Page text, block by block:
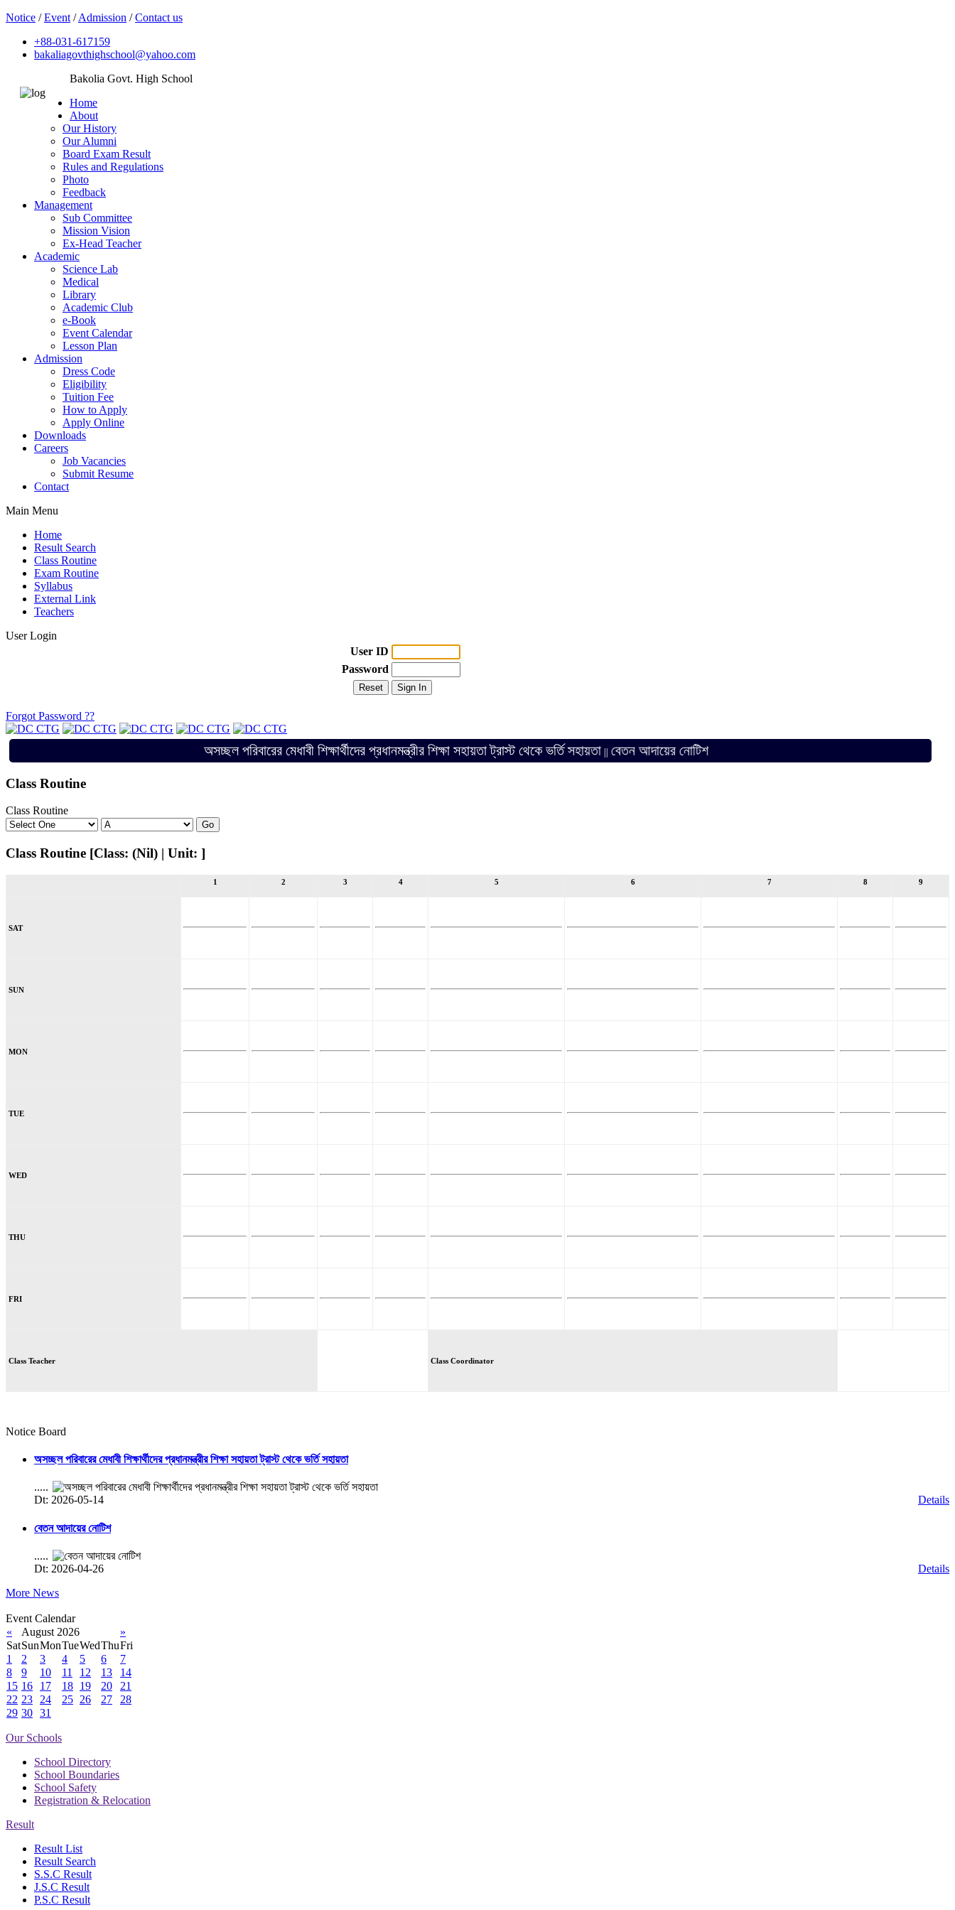
Notice /Event /Admission /Contact us
+88-031-617159
bakaliagovthighschool@yahoo.com
Bakolia Govt. High School
Home
About
Our History
Our Alumni
Board Exam Result
Rules and Regulations
Photo
Feedback
Management
Sub Committee
Mission Vision
Ex-Head Teacher
Academic
Science Lab
Medical
Library
Academic Club
e-Book
Event Calendar
Lesson Plan
Admission
Dress Code
Eligibility
Tuition Fee
How to Apply
Apply Online
Downloads
Careers
Job Vacancies
Submit Resume
Contact
Main Menu
Home
Result Search
Class Routine
Exam Routine
Syllabus
External Link
Teachers
User Login
User ID
Password
Forgot Password ??
অসচ্ছল পরিবারের মেধাবী শিক্ষার্থীদের প্রধানমন্ত্রীর শিক্ষা সহায়তা ট্রাস্ট থেকে ভর্তি সহায়তা||বেতন আদায়ের নোটিশ
Class Routine
Class Routine
Class Routine [Class: (Nil) | Unit: ]
1 2 3 4 5 6 7 8 9
SAT
SUN
MON
TUE
WED
THU
FRI
Class Teacher Class Coordinator
Notice Board
অসচ্ছল পরিবারের মেধাবী শিক্ষার্থীদের প্রধানমন্ত্রীর শিক্ষা সহায়তা ট্রাস্ট থেকে ভর্তি সহায়তা
.....
Dt: 2026-05-14
Details
বেতন আদায়ের নোটিশ
.....
Dt: 2026-04-26
Details
More News
Event Calendar
«
August 2026
»
SatSunMonTueWedThuFri
1
2 3 4 5 6
7
8
9 10 11 12 13
14
15 16 17 18 19 20
21
22 23 24 25 26 27
28
29 30 31
Our Schools
School Directory
School Boundaries
School Safety
Registration & Relocation
Result
Result List
Result Search
S.S.C Result
J.S.C Result
P.S.C Result